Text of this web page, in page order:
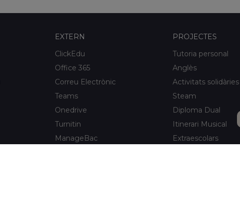
EXTERN
ClickEdu
Office 365
Correu Electrònic
Teams
Onedrive
Turnitin
ManageBac
PROJECTES
Tutoria personal
Anglès
Activitats solidàries
Steam
Diploma Dual
Itinerari Musical
Extraescolars